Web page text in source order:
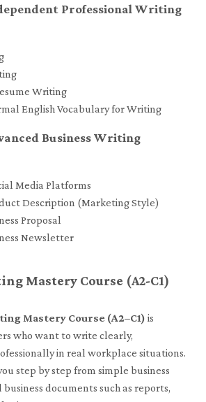
Professional Writing
Writing
English Vocabulary for Writing
Business Writing
Media Platforms
Description (Marketing Style)
Proposal
Newsletter
Mastery Course (A2-C1)
Mastery Course (A2–C1) is
who want to write clearly,
in real workplace situations.
step by step from simple business
documents such as reports,